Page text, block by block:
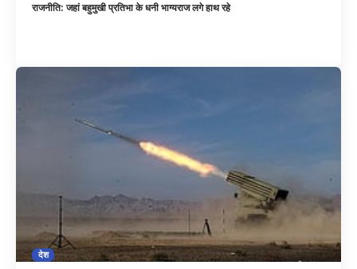
राजनीति: जहां बहुमुखी प्रतिभा के धनी भाग्यराज लगे हाथ रहे
देश